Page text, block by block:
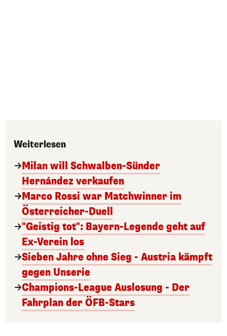
Weiterlesen
Milan will Schwalben-Sünder
Hernández verkaufen
Marco Rossi war Matchwinner im
Österreicher-Duell
"Geistig tot": Bayern-Legende geht auf
Ex-Verein los
Sieben Jahre ohne Sieg - Austria kämpft
gegen Unserie
Champions-League Auslosung - Der
Fahrplan der ÖFB-Stars